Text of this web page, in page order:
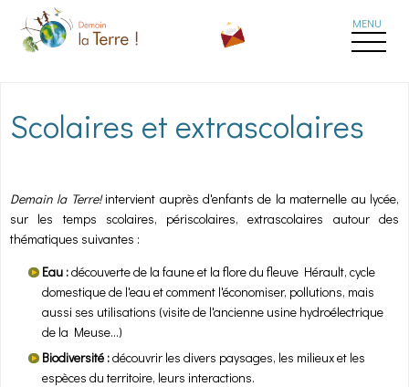
Aller au contenu principal
Scolaires et extrascolaires
Demain la Terre!intervient auprès d'enfants de la maternelle au lycée,
sur les temps scolaires, périscolaires, extrascolaires autour des
thématiques suivantes :
Eau :découverte de la faune et la flore du fleuve Hérault, cycle
domestique de l'eau et comment l'économiser, pollutions, mais
aussi ses utilisations (visite de l'ancienne usine hydroélectrique
de la Meuse...)
Biodiversité :découvrir les divers paysages, les milieux et les
espèces du territoire, leurs interactions.